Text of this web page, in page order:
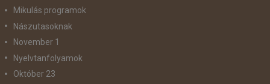
Mikulás programok
Nászutasoknak
November 1
Nyelvtanfolyamok
Október 23